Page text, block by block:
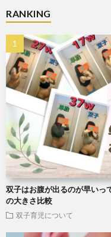
RANKING
双子はお腹が出るのが早いっ
の大きさ比較
双子育児について